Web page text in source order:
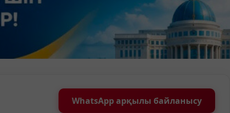
WhatsApp арқылы байланысу